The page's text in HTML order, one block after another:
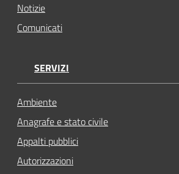
Notizie
Comunicati
SERVIZI
Ambiente
Anagrafe e stato civile
Appalti pubblici
Autorizzazioni